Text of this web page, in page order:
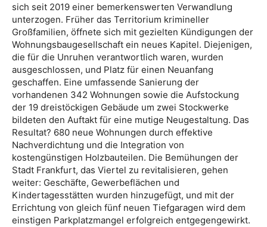
sich seit 2019 einer bemerkenswerten Verwandlung
unterzogen. Früher das Territorium krimineller
Großfamilien, öffnete sich mit gezielten Kündigungen der
Wohnungsbaugesellschaft ein neues Kapitel. Diejenigen,
die für die Unruhen verantwortlich waren, wurden
ausgeschlossen, und Platz für einen Neuanfang
geschaffen. Eine umfassende Sanierung der
vorhandenen 342 Wohnungen sowie die Aufstockung
der 19 dreistöckigen Gebäude um zwei Stockwerke
bildeten den Auftakt für eine mutige Neugestaltung. Das
Resultat? 680 neue Wohnungen durch effektive
Nachverdichtung und die Integration von
kostengünstigen Holzbauteilen. Die Bemühungen der
Stadt Frankfurt, das Viertel zu revitalisieren, gehen
weiter: Geschäfte, Gewerbeflächen und
Kindertagesstätten wurden hinzugefügt, und mit der
Errichtung von gleich fünf neuen Tiefgaragen wird dem
einstigen Parkplatzmangel erfolgreich entgegengewirkt.